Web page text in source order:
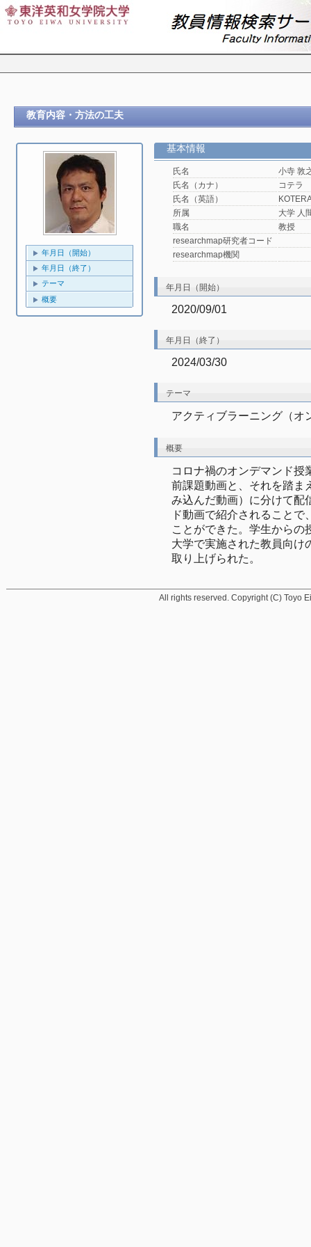
教育内容・方法の工夫
年月日（開始）
年月日（終了）
テーマ
概要
基本情報
氏名
小寺 敦
氏名（カナ）
コテラ
氏名（英語）
所属
大学 人
職名
教授
researchmap研究者コード
researchmap機関
年月日（開始）
2020/09/01
年月日（終了）
2024/03/30
テーマ
アクティブラーニング（オ
概要
コロナ禍のオンデマンド授
前課題動画と、それを踏ま
み込んだ動画）に分けて配
ド動画で紹介されること
ことができた。学生からの
大学で実施された教員向け
取り上げられた。